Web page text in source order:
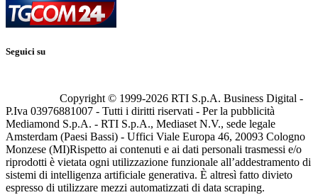
Seguici su
Copyright © 1999-2026 RTI S.p.A. Business Digital -
P.Iva 03976881007 - Tutti i diritti riservati - Per la pubblicità
Mediamond S.p.A. - RTI S.p.A., Mediaset N.V., sede legale
Amsterdam (Paesi Bassi) - Uffici Viale Europa 46, 20093 Cologno
Monzese (MI)Rispetto ai contenuti e ai dati personali trasmessi e/o
riprodotti è vietata ogni utilizzazione funzionale all’addestramento di
sistemi di intelligenza artificiale generativa. È altresì fatto divieto
espresso di utilizzare mezzi automatizzati di data scraping.